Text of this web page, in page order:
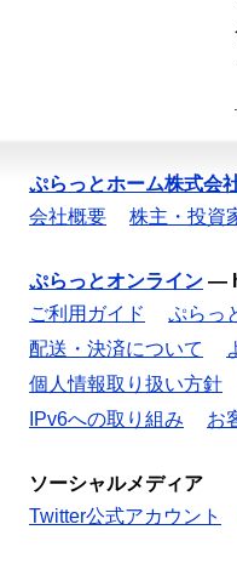
ぷらっとホーム株式会
会社概要
株主・投資
ぷらっとオンライン —
ご利用ガイド
ぷらっ
配送・決済について
個人情報取り扱い方針
IPv6への取り組み
お
ソーシャルメディア
Twitter公式アカウント